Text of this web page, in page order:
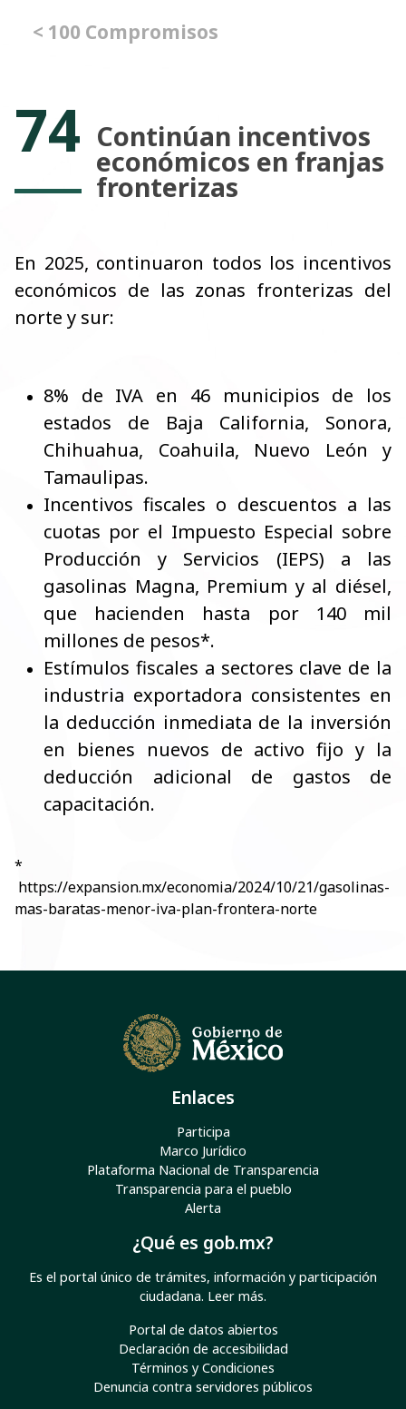
< 100 Compromisos
74 Continúan incentivos
económicos en franjas
fronterizas
En 2025, continuaron todos los incentivos
económicos de las zonas fronterizas del
norte y sur:
8% de IVA en 46 municipios de los
estados de Baja California, Sonora,
Chihuahua, Coahuila, Nuevo León y
Tamaulipas.
Incentivos fiscales o descuentos a las
cuotas por el Impuesto Especial sobre
Producción y Servicios (IEPS) a las
gasolinas Magna, Premium y al diésel,
que hacienden hasta por 140 mil
millones de pesos*.
Estímulos fiscales a sectores clave de la
industria exportadora consistentes en
la deducción inmediata de la inversión
en bienes nuevos de activo fijo y la
deducción adicional de gastos de
capacitación.
*
https://expansion.mx/economia/2024/10/21/gasolinas-
mas-baratas-menor-iva-plan-frontera-norte
Enlaces
Participa
Marco Jurídico
Plataforma Nacional de Transparencia
Transparencia para el pueblo
Alerta
¿Qué es gob.mx?
Es el portal único de trámites, información y participación
ciudadana. Leer más.
Portal de datos abiertos
Declaración de accesibilidad
Términos y Condiciones
Denuncia contra servidores públicos